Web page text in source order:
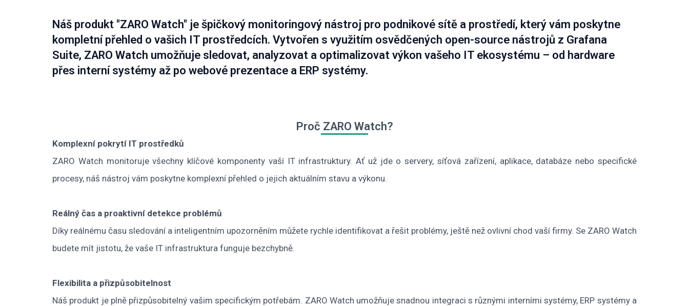
Náš produkt "ZARO Watch" je špičkový monitoringový nástroj pro podnikové sítě a prostředí, který vám poskytne
kompletní přehled o vašich IT prostředcích. Vytvořen s využitím osvědčených open-source nástrojů z Grafana
Suite, ZARO Watch umožňuje sledovat, analyzovat a optimalizovat výkon vašeho IT ekosystému – od hardware
přes interní systémy až po webové prezentace a ERP systémy.
Proč ZARO Watch?
Komplexní pokrytí IT prostředků
ZARO Watch monitoruje všechny klíčové komponenty vaší IT infrastruktury. Ať už jde o servery, síťová zařízení, aplikace, databáze nebo specifické
procesy, náš nástroj vám poskytne komplexní přehled o jejich aktuálním stavu a výkonu.
Reálný čas a proaktivní detekce problémů
Díky reálnému času sledování a inteligentním upozorněním můžete rychle identifikovat a řešit problémy, ještě než ovlivní chod vaší firmy. Se ZARO Watch
budete mít jistotu, že vaše IT infrastruktura funguje bezchybně.
Flexibilita a přizpůsobitelnost
Náš produkt je plně přizpůsobitelný vašim specifickým potřebám. ZARO Watch umožňuje snadnou integraci s různými interními systémy, ERP systémy a